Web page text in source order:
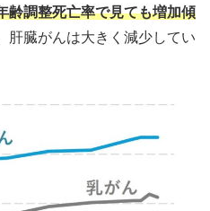
齢調整死亡率で見ても増加傾
肝臓がんは大きく減少してい